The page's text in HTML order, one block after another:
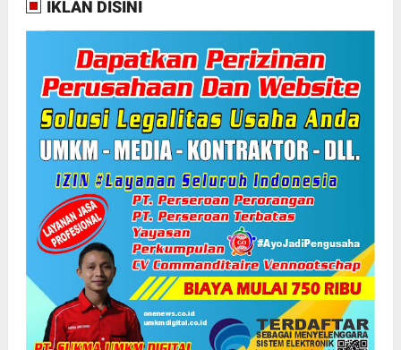
IKLAN DISINI